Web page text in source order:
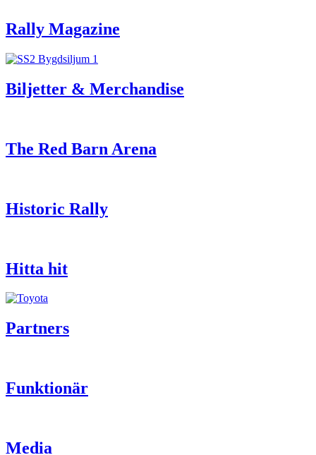
Rally Magazine
Biljetter & Merchandise
The Red Barn Arena
Historic Rally
Hitta hit
Partners
Funktionär
Media